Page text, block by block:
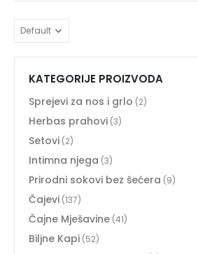
KATEGORIJE PROIZVODA
Sprejevi za nos i grlo (2)
Herbas prahovi (3)
Setovi (2)
Intimna njega (3)
Prirodni sokovi bez šećera (9)
Čajevi (137)
Čajne Mješavine (41)
Biljne Kapi (52)